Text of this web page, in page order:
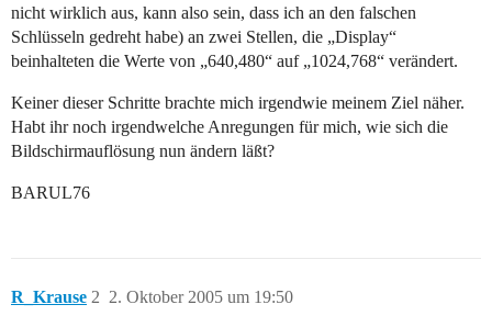
nicht wirklich aus, kann also sein, dass ich an den falschen
Schlüsseln gedreht habe) an zwei Stellen, die „Display“
beinhalteten die Werte von „640,480“ auf „1024,768“ verändert.
Keiner dieser Schritte brachte mich irgendwie meinem Ziel näher.
Habt ihr noch irgendwelche Anregungen für mich, wie sich die
Bildschirmauflösung nun ändern läßt?
BARUL76
R_Krause 2. Oktober 2005 um 19:50
2